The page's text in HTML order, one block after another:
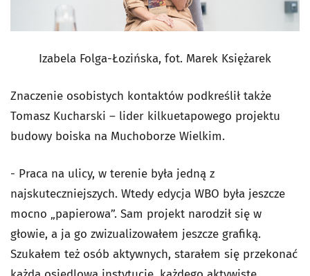
Izabela Folga-Łozińska, fot. Marek Księżarek
Znaczenie osobistych kontaktów podkreślił także
Tomasz Kucharski – lider kilkuetapowego projektu
budowy boiska na Muchoborze Wielkim.
- Praca na ulicy, w terenie była jedną z
najskuteczniejszych. Wtedy edycja WBO była jeszcze
mocno „papierowa”. Sam projekt narodził się w
głowie, a ja go zwizualizowałem jeszcze grafiką.
Szukałem też osób aktywnych, starałem się przekonać